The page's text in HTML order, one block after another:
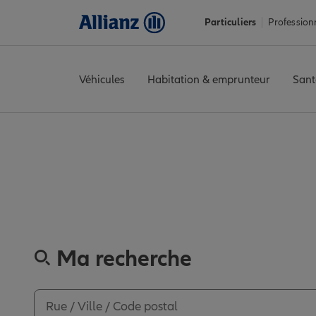
Particuliers
Véhicules Habitation & emprunteur
Ma recherche